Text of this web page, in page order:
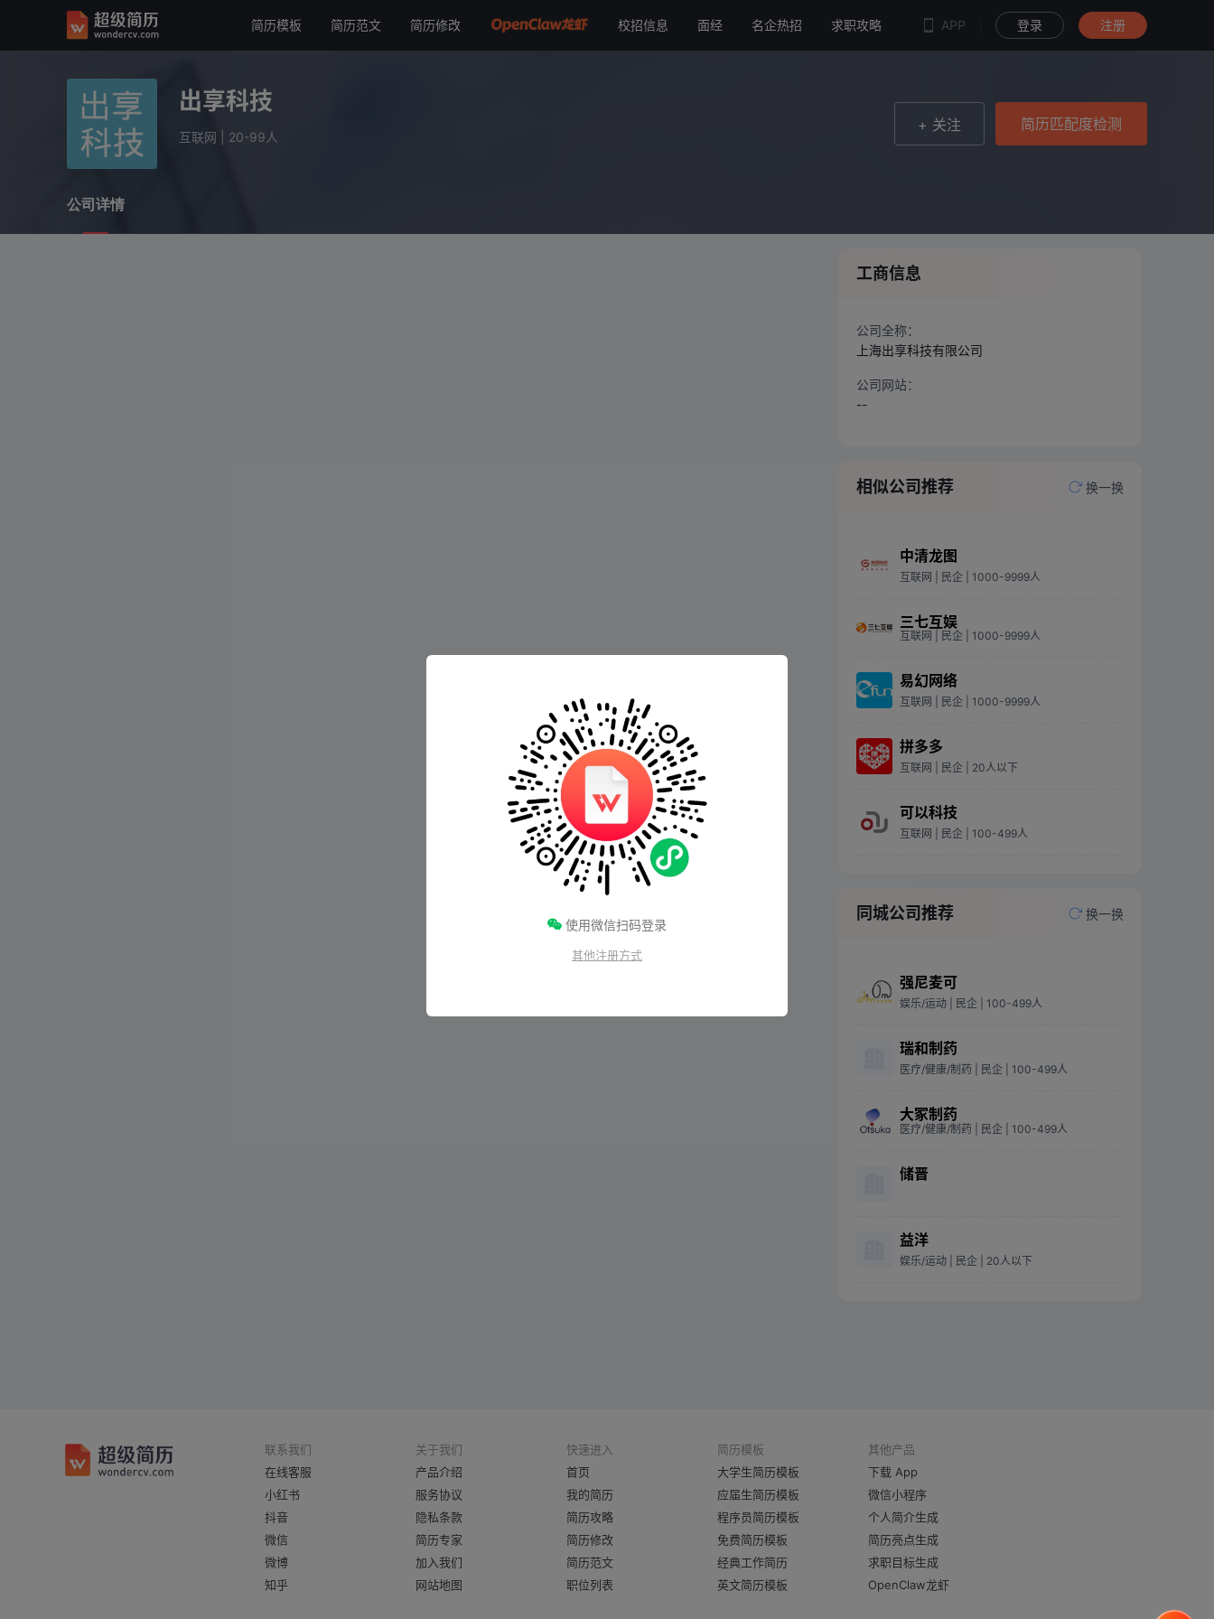
简历模板 简历范文 简历修改 校招信息 面经 名企热招 求职攻略 APP 登录 注册
出享科技
公司详情 出享科技
互联网 20-99人
+ 关注 简历匹配度检测
公司详情
工商信息
公司全称：
上海出享科技有限公司
公司网站：
--
相似公司推荐 换一换
中清龙图
互联网 | 民企 | 1000-9999人
三七互娱
互联网 | 民企 | 1000-9999人
易幻网络
互联网 | 民企 | 1000-9999人
拼多多
互联网 | 民企 | 20人以下
可以科技
互联网 | 民企 | 100-499人
同城公司推荐 换一换
强尼麦可
娱乐/运动 | 民企 | 100-499人
瑞和制药
医疗/健康/制药 | 民企 | 100-499人
大冢制药
医疗/健康/制药 | 民企 | 100-499人
储晋
益洋
娱乐/运动 | 民企 | 20人以下
使用微信扫码登录
其他注册方式
联系我们
在线客服
小红书
抖音
微信
微博
知乎
关于我们
产品介绍
服务协议
隐私条款
简历专家
加入我们
网站地图
快速进入
首页
我的简历
简历攻略
简历修改
简历范文
职位列表
简历模板
大学生简历模板
应届生简历模板
程序员简历模板
免费简历模板
经典工作简历
英文简历模板
其他产品
下载 App
微信小程序
个人简介生成
简历亮点生成
求职目标生成
OpenClaw龙虾